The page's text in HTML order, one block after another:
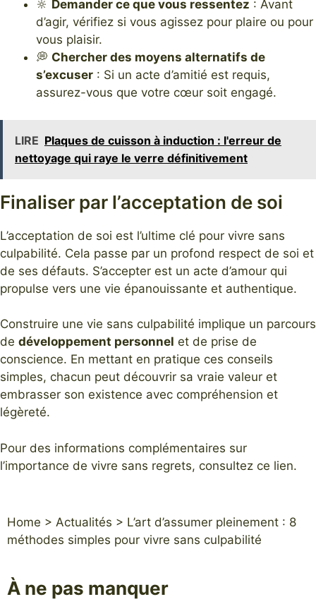
🔆 Demander ce que vous ressentez : Avant
d’agir, vérifiez si vous agissez pour plaire ou pour
vous plaisir.
💭 Chercher des moyens alternatifs de
s’excuser : Si un acte d’amitié est requis,
assurez-vous que votre cœur soit engagé.
LIRE Plaques de cuisson à induction : l'erreur de
nettoyage qui raye le verre définitivement
Finaliser par l’acceptation de soi
L’acceptation de soi est l’ultime clé pour vivre sans
culpabilité. Cela passe par un profond respect de soi et
de ses défauts. S’accepter est un acte d’amour qui
propulse vers une vie épanouissante et authentique.
Construire une vie sans culpabilité implique un parcours
de développement personnel et de prise de
conscience. En mettant en pratique ces conseils
simples, chacun peut découvrir sa vraie valeur et
embrasser son existence avec compréhension et
légèreté.
Pour des informations complémentaires sur
l’importance de vivre sans regrets, consultez ce lien.
Home > Actualités > L’art d’assumer pleinement : 8
méthodes simples pour vivre sans culpabilité
À ne pas manquer